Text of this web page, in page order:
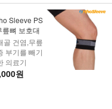
Sleeve PS
릎뼈 보호대
골 건염,무릎
부기를 빼기
의료기
원